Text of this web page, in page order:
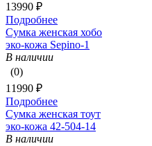
13990 ₽
Подробнее
Сумка женская хобо
эко-кожа Sepino-1
В наличии
(0)
11990 ₽
Подробнее
Сумка женская тоут
эко-кожа 42-504-14
В наличии